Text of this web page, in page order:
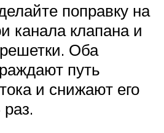
поправку на
канала клапана и
Оба
путь
и снижают его